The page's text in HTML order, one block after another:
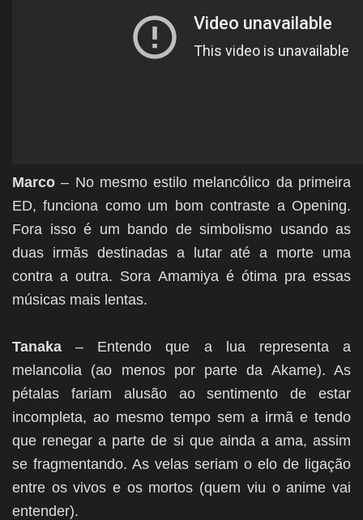
Marco – No mesmo estilo melancólico da primeira
ED, funciona como um bom contraste a Opening.
Fora isso é um bando de simbolismo usando as
duas irmãs destinadas a lutar até a morte uma
contra a outra. Sora Amamiya é ótima pra essas
músicas mais lentas.
Tanaka – Entendo que a lua representa a
melancolia (ao menos por parte da Akame). As
pétalas fariam alusão ao sentimento de estar
incompleta, ao mesmo tempo sem a irmã e tendo
que renegar a parte de si que ainda a ama, assim
se fragmentando. As velas seriam o elo de ligação
entre os vivos e os mortos (quem viu o anime vai
entender).